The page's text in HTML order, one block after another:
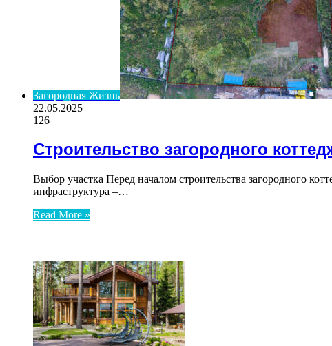
Загородная Жизнь
22.05.2025
126
Строительство загородного
Выбор участка Перед началом строительства загородного
инфраструктура –…
Read More »